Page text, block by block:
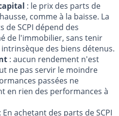
: le prix des parts de
comme à la baisse. La
SCPI dépend des
de l'immobilier, sans tenir
des biens détenus.
: aucun rendement n'est
ne pas servir le moindre
passées ne
en rien des performances à
: En achetant des parts de SCPI